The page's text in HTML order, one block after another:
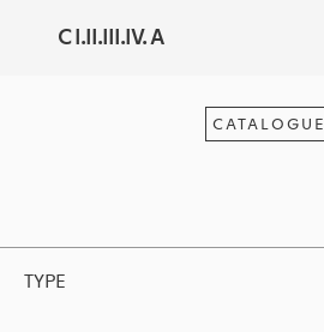
C I.II.III.IV. A
CATALOGUE
TYPE